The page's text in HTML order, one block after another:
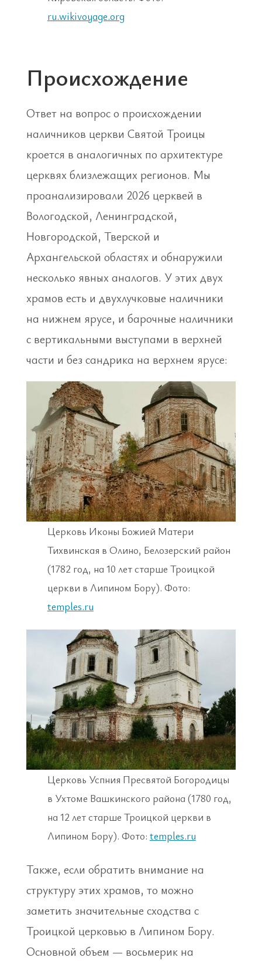
ru.wikivoyage.org
Происхождение
Ответ на вопрос о происхождении
наличников церкви Святой Троицы
кроется в аналогичных по архитектуре
церквях близлежащих регионов. Мы
проанализировали 2026 церквей в
Вологодской, Ленинградской,
Новгородской, Тверской и
Архангельской областях и обнаружили
несколько явных аналогов. У этих двух
храмов есть и двухлучковые наличники
на нижнем ярусе, и барочные наличники
с вертикальными выступами в верхней
части и без сандрика на верхнем ярусе:
Церковь Иконы Божией Матери
Тихвинская в Олино, Белозерский район
(1782 год, на 10 лет старше Троицкой
церкви в Липином Бору). Фото:
temples.ru
Церковь Успния Пресвятой Богородицы
в Ухтоме Вашкинского района (1780 год,
на 12 лет старше Троицкой церкви в
Липином Бору). Фото: temples.ru
Также, если обратить внимание на
структуру этих храмов, то можно
заметить значительные сходства с
Троицкой церковью в Липином Бору.
Основной объем — восьмерик на